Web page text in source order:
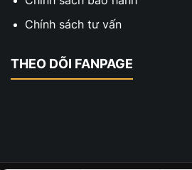
Chính sách tư vấn
THEO DÕI FANPAGE